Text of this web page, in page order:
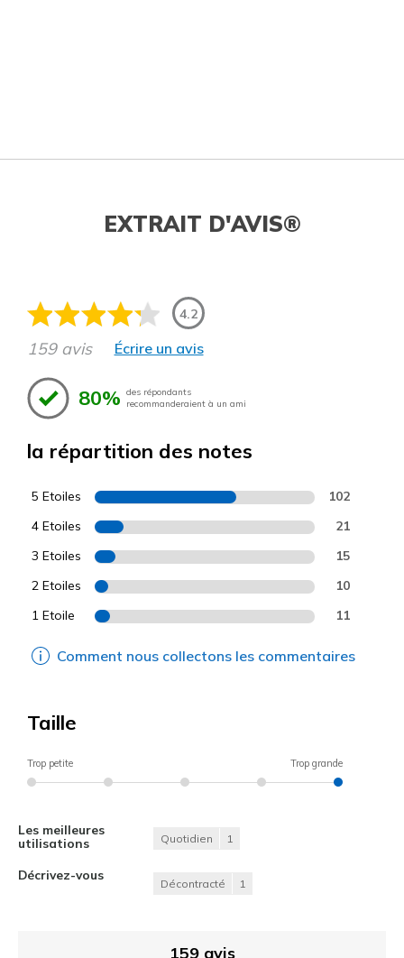
EXTRAIT D'AVIS®
4.2
159 avis Écrire un avis
80% des répondants
recommanderaient à un ami
la répartition des notes
5 Etoiles 102
4 Etoiles 21
3 Etoiles 15
2 Etoiles 10
1 Etoile 11
Comment nous collectons les commentaires
Taille
Trop petite Trop grande
Les meilleures
utilisations
Quotidien 1
Décrivez-vous
Décontracté 1
159 avis